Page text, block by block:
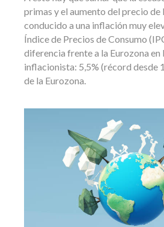
primas y el aumento del precio de
conducido a una inflación muy
Índice de Precios de Consumo
diferencia frente a la Eurozona en
inflacionista: 5,5% (récord desde
de la Eurozona.